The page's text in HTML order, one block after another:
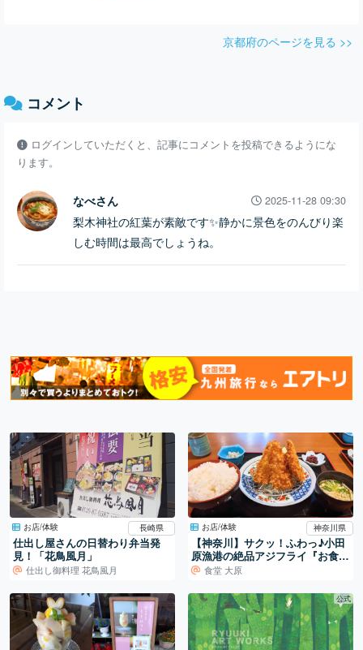
京都府のページを見る >>
コメント
ログインしていただくと、記事にコメントを投稿できるようにな
ります。
なべさん 2025-11-28 09:30
梨木神社の紅葉が素敵です✨静かに景色をのんびり楽
しむ時間は最高でしょうね。
お店/体験 長崎県
仕出し屋さんの日替わり弁当発
見！「花鳥風月」
仕出し御料理 花鳥風月
お店/体験 神奈川県
【神奈川】サクッ！ふわっ♪小田
原漁港の絶品アジフライ『お食事
処 大原』
食堂 大原
公式